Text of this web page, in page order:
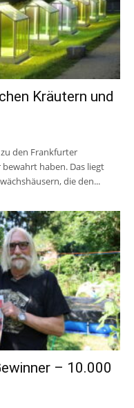
Kräutern und
den Frankfurter
haben. Das liegt
die den...
– 10.000